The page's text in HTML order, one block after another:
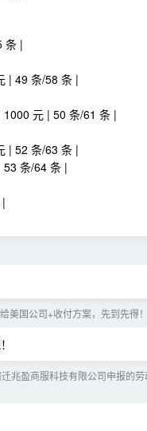
条 |
| 49 条/58 条 |
元 | 50 条/61 条 |
| 52 条/63 条 |
条/64 条 |
美国公司+收付方案，先到先得！
兆盈商服科技有限公司申报的